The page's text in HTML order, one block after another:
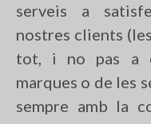
serveis a
nostres clients
tot, i no pas a
marques o de les
sempre amb la